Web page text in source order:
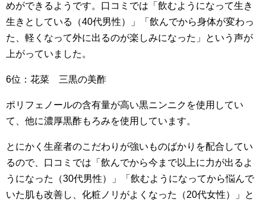
めができるようです。口コミでは「飲むようになって生き
生きとしている（40代男性）」「飲んでから身体が変わっ
た、軽くなって外に出るのが楽しみになった」という声が
上がっていました。
6位：花菜 三黒の美酢
ポリフェノールの含有量が高い黒ニンニクを使用してい
て、他に濃厚黒酢もろみを使用しています。
とにかく生産者のこだわりが強いものばかりを配合してい
るので、口コミでは「飲んでから今まで以上に力が出るよ
うになった（30代男性）」「飲むようになってから悩んで
いた肌も改善し、化粧ノリがよくなった（20代女性）」と